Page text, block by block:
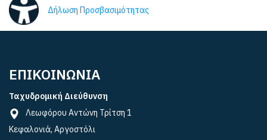
Δήλωση Προσβασιμότητας
ΕΠΙΚΟΙΝΩΝΙΑ
Ταχυδρομική Διεύθυνση
Λεωφόρου Αντώνη Τρίτση 1
Κεφαλονιά, Αργοστόλι